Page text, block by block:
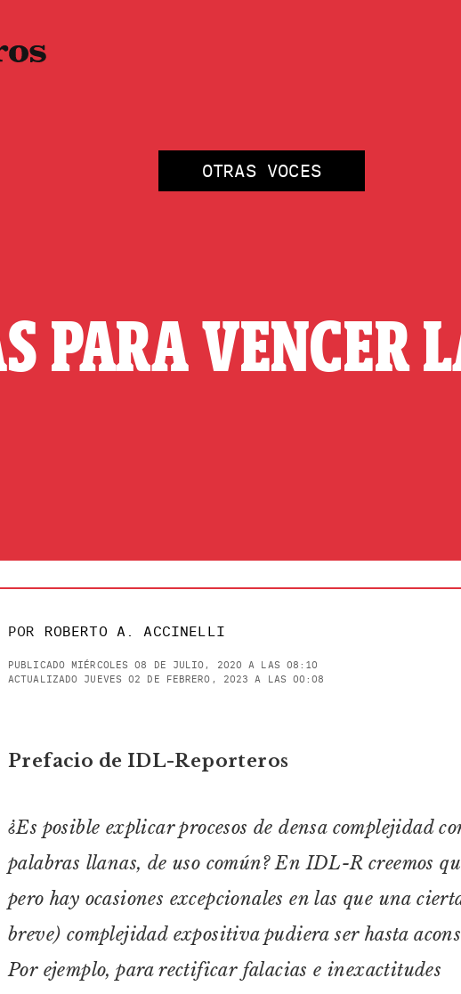
OTRAS VOCES
PARA VENCER
POR ROBERTO A. ACCINELLI
PUBLICADO MIÉRCOLES 08 DE JULIO, 2020 A LAS 08:10
ACTUALIZADO JUEVES 02 DE FEBRERO, 2023 A LAS 00:08
Prefacio de IDL-Reporteros
¿Es posible explicar procesos de densa complejidad
palabras llanas, de uso común? En IDL-R creemos
pero hay ocasiones excepcionales en las que una
breve) complejidad expositiva pudiera ser hasta
Por ejemplo, para rectificar falacias e inexactitudes